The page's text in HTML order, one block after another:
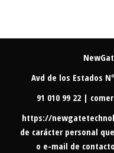
Avd de los Estados
91 010 99 22 |
https://
de carácter personal
o e-mail de